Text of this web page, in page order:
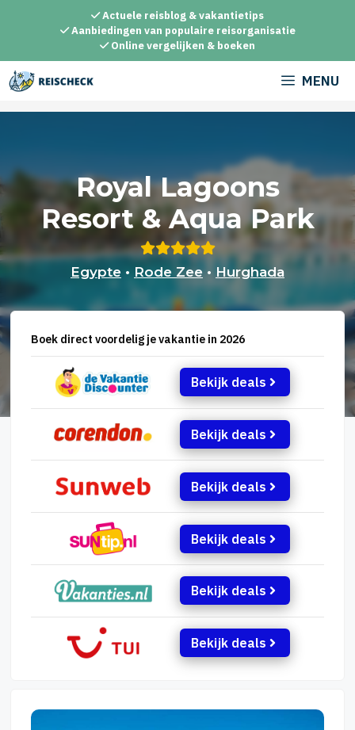
inhoud
Actuele reisblog & vakantietips
Aanbiedingen van populaire reisorganisatie
Online vergelijken & boeken
MENU
Royal Lagoons
Resort & Aqua Park
Egypte • Rode Zee • Hurghada
Boek direct voordelig je vakantie in 2026
Bekijk deals
Bekijk deals
Bekijk deals
Bekijk deals
Bekijk deals
Bekijk deals